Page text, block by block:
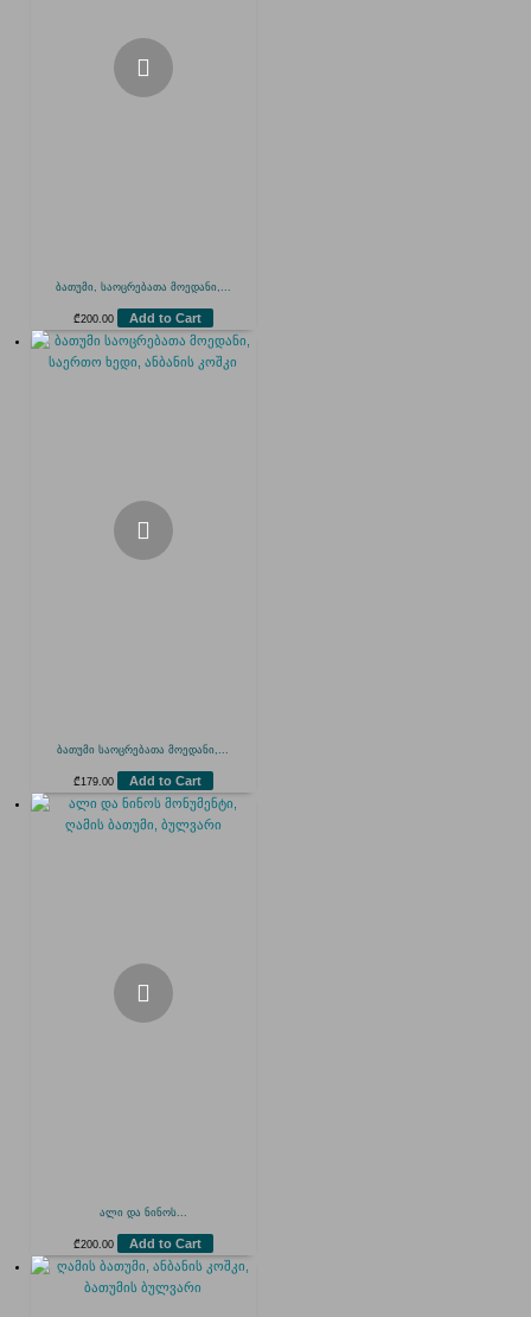
ბათუმი, საოცრებათა მოედანი,...
₾200.00 Add to Cart
ბათუმი საოცრებათა მოედანი,...
₾ 179.00 Add to Cart
ალი და ნინოს...
₾200.00 Add to Cart